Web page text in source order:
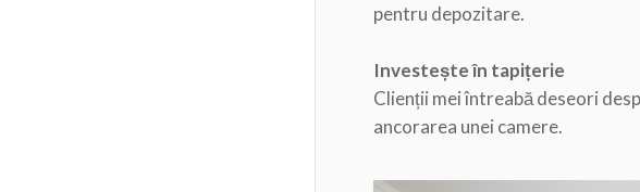
pentru depozitare.
Investește în tapițerie
Clienții mei întreabă deseori
ancorarea unei camere.